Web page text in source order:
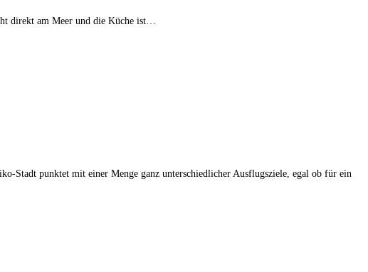
direkt am Meer und die Küche ist…
Stadt punktet mit einer Menge ganz unterschiedlicher Ausflugsziele, egal ob für ein